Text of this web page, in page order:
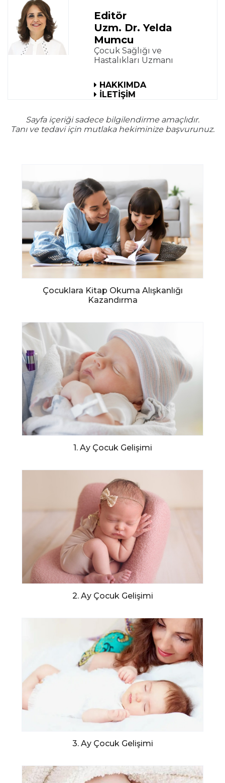
Editör
Uzm. Dr. Yelda
Mumcu
Çocuk Sağlığı ve
Hastalıkları Uzmanı
HAKKIMDA
İLETİŞİM
Sayfa içeriği sadece bilgilendirme amaçlıdır.
Tanı ve tedavi için mutlaka hekiminize başvurunuz.
Çocuklara Kitap Okuma Alışkanlığı
Kazandırma
1. Ay Çocuk Gelişimi
2. Ay Çocuk Gelişimi
3. Ay Çocuk Gelişimi